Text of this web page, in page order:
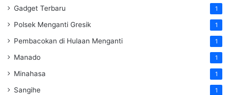
Gadget Terbaru 1
Polsek Menganti Gresik 1
Pembacokan di Hulaan Menganti 1
Manado 1
Minahasa 1
Sangihe 1